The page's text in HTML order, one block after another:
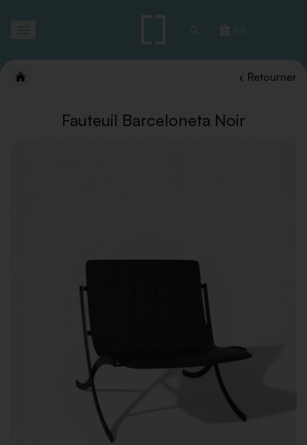
(0)
Retourner
Fauteuil Barceloneta Noir